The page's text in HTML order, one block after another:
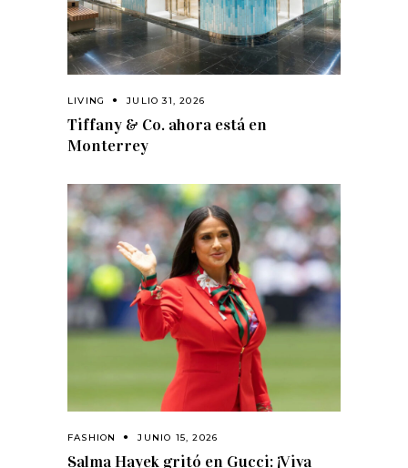
LIVING JULIO 31, 2026
Tiffany & Co. ahora está en
Monterrey
FASHION JUNIO 15, 2026
Salma Hayek gritó en Gucci: ¡Viva